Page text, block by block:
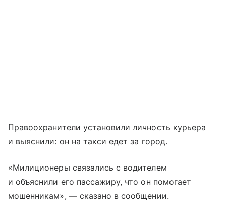
Правоохранители установили личность курьера
и выяснили: он на такси едет за город.
«Милиционеры связались с водителем
и объяснили его пассажиру, что он помогает
мошенникам», — сказано в сообщении.